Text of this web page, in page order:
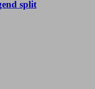
split